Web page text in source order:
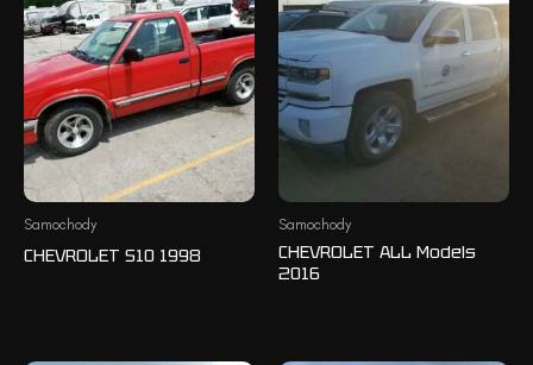
Samochody
CHEVROLET S10 1998
Samochody
CHEVROLET ALL Models
2016